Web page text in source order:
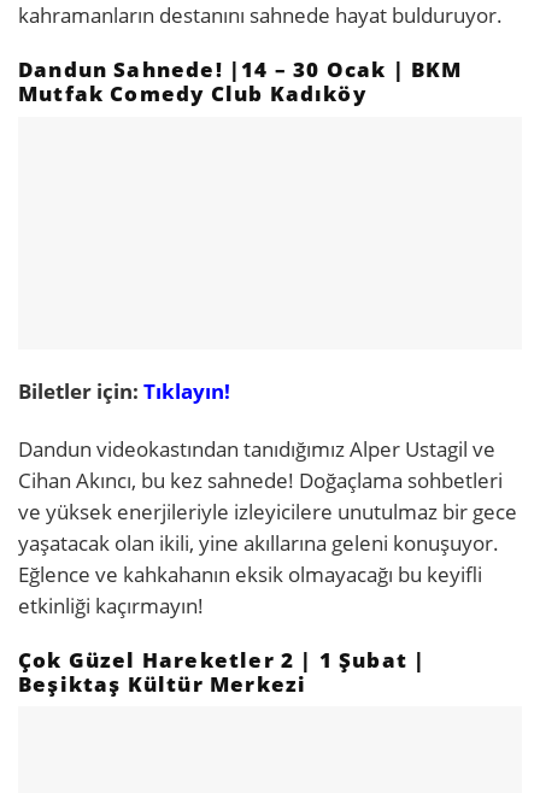
kahramanların destanını sahnede hayat bulduruyor.
Dandun Sahnede! |14 – 30 Ocak | BKM
Mutfak Comedy Club Kadıköy
Biletler için: Tıklayın!
Dandun videokastından tanıdığımız Alper Ustagil ve
Cihan Akıncı, bu kez sahnede! Doğaçlama sohbetleri
ve yüksek enerjileriyle izleyicilere unutulmaz bir gece
yaşatacak olan ikili, yine akıllarına geleni konuşuyor.
Eğlence ve kahkahanın eksik olmayacağı bu keyifli
etkinliği kaçırmayın!
Çok Güzel Hareketler 2 | 1 Şubat |
Beşiktaş Kültür Merkezi